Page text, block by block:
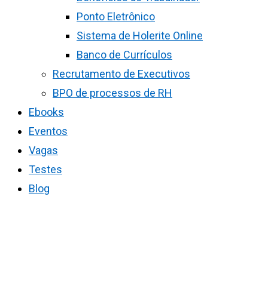
Ponto Eletrônico
Sistema de Holerite Online
Banco de Currículos
Recrutamento de Executivos
BPO de processos de RH
Ebooks
Eventos
Vagas
Testes
Blog